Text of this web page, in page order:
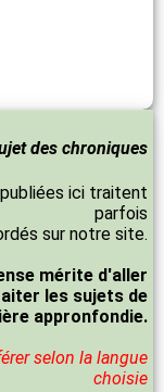
des chroniques
ici traitent
parfois
sur notre site.
mérite d'aller
les sujets de
appronfondie.
selon la langue
choisie